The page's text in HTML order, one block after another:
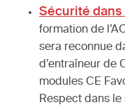
Sécurité dans
formation de
sera reconnue
d’entraîneur de
modules CE
Respect dans